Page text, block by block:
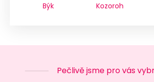
Býk Kozoroh
Pečlivě jsme pro vás